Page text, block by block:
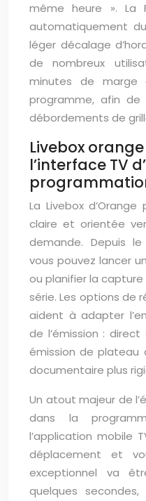
même heure ». La
automatiquement
léger décalage
de nombreux
minutes de
programme, afin
débordements de
Livebox
l’interface TV
La Livebox
claire et orientée
demande. Depuis
vous pouvez lancer
ou planifier la
série. Les options de
aident à adapter
de l’émission :
émission de plateau
documentaire plus
Un atout majeur de
dans la
l’application mobile
déplacement et
exceptionnel va
quelques